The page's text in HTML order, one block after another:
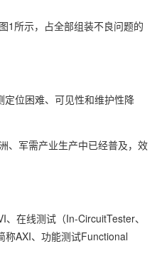
1所示，占全部组装不良问题的
定位困难、可见性和维护性降
、军需产业生产中已经普及，效
在线测试（In-CircuitTester、
AXI、功能测试Functional